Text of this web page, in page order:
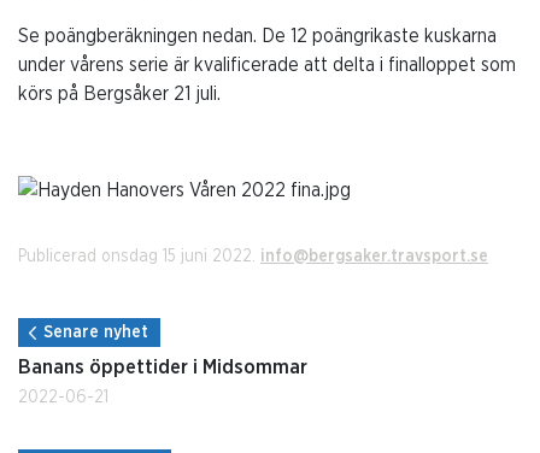
Se poängberäkningen nedan. De 12 poängrikaste kuskarna
under vårens serie är kvalificerade att delta i finalloppet som
körs på Bergsåker 21 juli.
Publicerad onsdag 15 juni 2022. info@bergsaker.travsport.se
Senare nyhet
Banans öppettider i Midsommar
2022-06-21